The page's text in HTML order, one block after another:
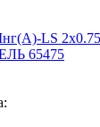
LS 2х0.75
65475